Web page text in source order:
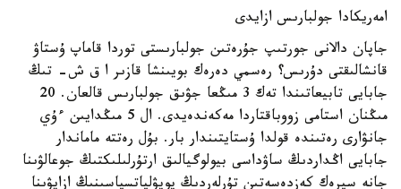
امەريكادا جولبارىس ازايدى
جاپان دالانى جورتىپ جۇرەتىن جولبارىستى توردا قاماپ ۇستاۋ
قانشالىقتى دۇرىس؟ رەسمي دەرەك بويىنشا قازىر ا ق ش- تىڭ
جابايى تابيعاتىندا تەك 3 مىڭعا جۋىق جولبارىس قالعان. 20
مىڭنان استامى زووباقتاردا مەكەندەيدى. ال 5 مىڭدايىن ءۇي
جانۋارى رەتىندە قولدا ۇستايتىندار بار. بۇل رەتتە ماماندار
جابايى اڭداردىڭ ساۋداسى بيولوگيالىق ارتۇرلىلىكتىڭ جوعالۋىنا